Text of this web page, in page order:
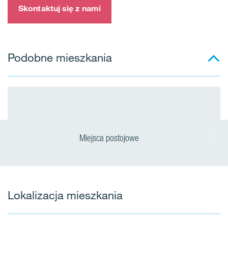
Skontaktuj się z nami
Podobne mieszkania
Miejsca postojowe
Lokalizacja mieszkania